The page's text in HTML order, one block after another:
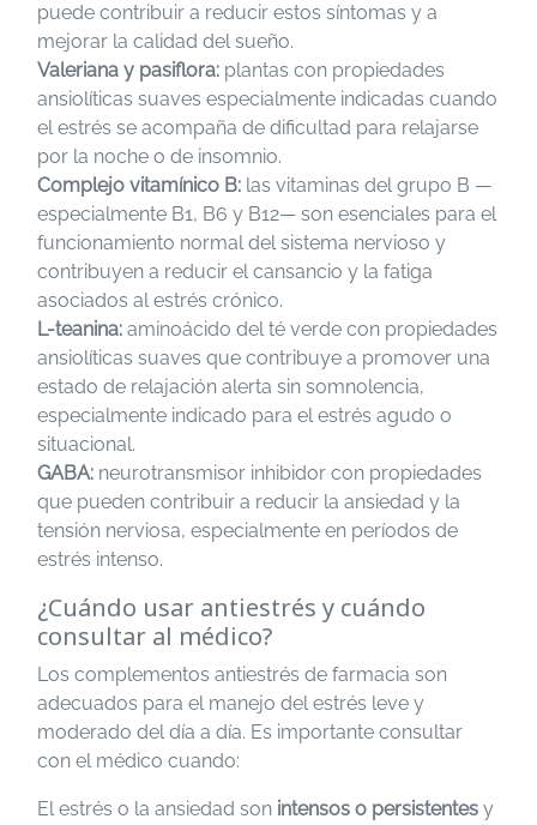
puede contribuir a reducir estos síntomas y a
mejorar la calidad del sueño.
Valeriana y pasiflora: plantas con propiedades
ansiolíticas suaves especialmente indicadas cuando
el estrés se acompaña de dificultad para relajarse
por la noche o de insomnio.
Complejo vitamínico B: las vitaminas del grupo B —
especialmente B1, B6 y B12— son esenciales para el
funcionamiento normal del sistema nervioso y
contribuyen a reducir el cansancio y la fatiga
asociados al estrés crónico.
L-teanina: aminoácido del té verde con propiedades
ansiolíticas suaves que contribuye a promover una
estado de relajación alerta sin somnolencia,
especialmente indicado para el estrés agudo o
situacional.
GABA: neurotransmisor inhibidor con propiedades
que pueden contribuir a reducir la ansiedad y la
tensión nerviosa, especialmente en períodos de
estrés intenso.
¿Cuándo usar antiestrés y cuándo
consultar al médico?
Los complementos antiestrés de farmacia son
adecuados para el manejo del estrés leve y
moderado del día a día. Es importante consultar
con el médico cuando:
El estrés o la ansiedad son intensos o persistentes y